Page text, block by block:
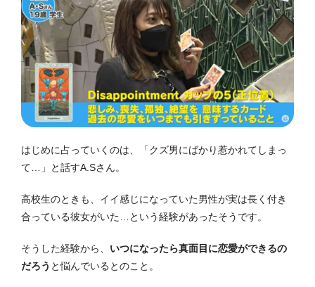
はじめに占っていくのは、「クズ男にばかり惹かれてしまっ
て…」と話すA.Sさん。
高校生のときも、イイ感じになっていた男性が実は長く付き
合っている彼女がいた…という経験があったそうです。
そうした経験から、 いつになったら真面目に恋愛ができるの
だろう と悩んでいるとのこと。